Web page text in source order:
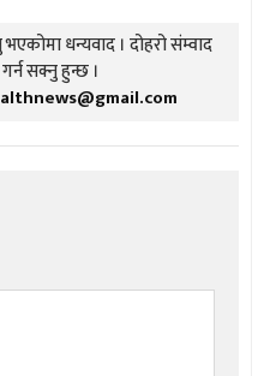
धन्यवाद । दोहरो संम्वाद
सक्नु हुन्छ ।